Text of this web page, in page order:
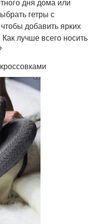
дня дома или
гетры с
добавить ярких
лучше всего носить